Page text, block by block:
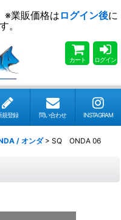
業販価格は ログイン後に
。
カート ログイン
規登録 問い合わせ INSTAGRAM
/ オンダ > SQ ONDA 06